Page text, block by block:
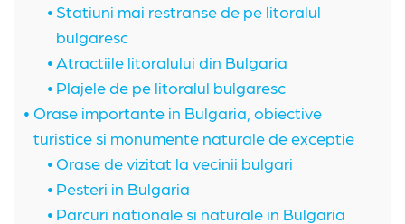
Statiuni mai restranse de pe litoralul
bulgaresc
Atractiile litoralului din Bulgaria
Plajele de pe litoralul bulgaresc
Orase importante in Bulgaria, obiective
turistice si monumente naturale de exceptie
Orase de vizitat la vecinii bulgari
Pesteri in Bulgaria
Parcuri nationale si naturale in Bulgaria